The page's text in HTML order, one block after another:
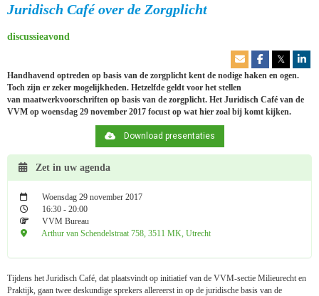
Juridisch Café over de Zorgplicht
discussieavond
𝕏
Handhavend optreden op basis van de zorgplicht kent de nodige haken en ogen.
Toch zijn er zeker mogelijkheden. Hetzelfde geldt voor het stellen
van maatwerkvoorschriften op basis van de zorgplicht. Het Juridisch Café van de
VVM op woensdag 29 november 2017 focust op wat hier zoal bij komt kijken.
Download presentaties
Zet in uw agenda
Woensdag 29 november 2017
16:30 - 20:00
VVM Bureau
Arthur van Schendelstraat 758, 3511 MK, Utrecht
Tijdens het Juridisch Café, dat plaatsvindt op initiatief van de VVM-sectie Milieurecht en
Praktijk, gaan twee deskundige sprekers allereerst in op de juridische basis van de